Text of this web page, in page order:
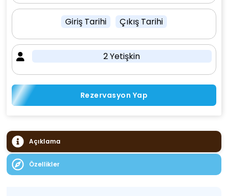
Giriş Tarihi Çıkış Tarihi
2 Yetişkin
Rezervasyon Yap
Açıklama
Özellikler